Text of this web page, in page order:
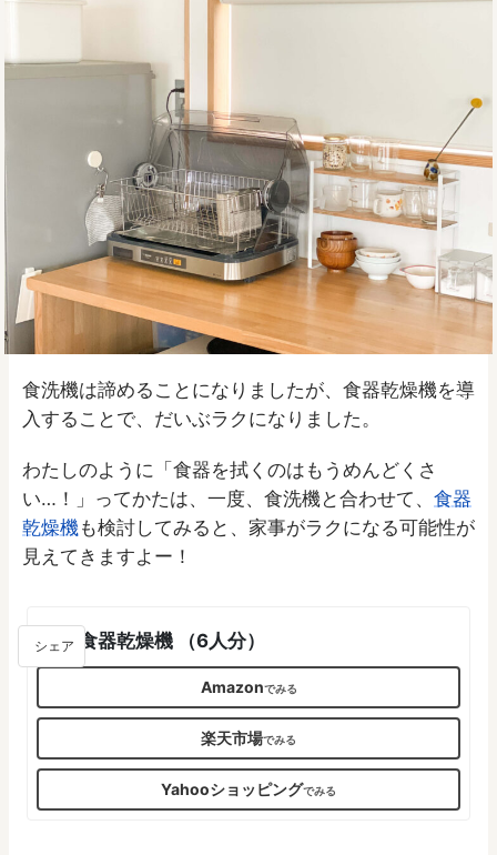
食洗機は諦めることになりましたが、食器乾燥機を導
入することで、だいぶラクになりました。
わたしのように「食器を拭くのはもうめんどくさ
い…！」ってかたは、一度、食洗機と合わせて、 食器
乾燥機も検討してみると、家事がラクになる可能性が
見えてきますよー！
象印 食器乾燥機 （6人分）
Amazon
楽天市場
Yahooショッピング
シェア